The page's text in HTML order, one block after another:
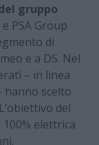
gruppo
PSA Group
di
e a DS. Nel
– in linea
hanno scelto
del
elettrica